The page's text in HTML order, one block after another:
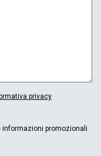
privacy
promozionali